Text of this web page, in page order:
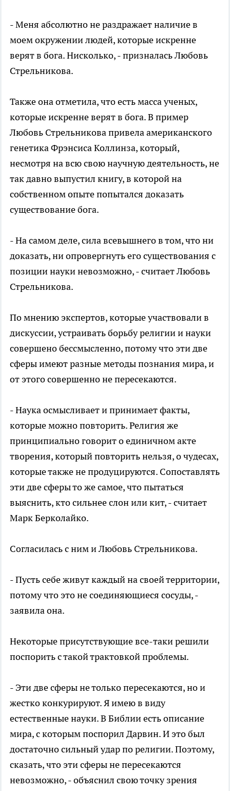
- Меня абсолютно не раздражает наличие в
моем окружении людей, которые искренне
верят в бога. Нисколько, - призналась Любовь
Стрельникова.
Также она отметила, что есть масса ученых,
которые искренне верят в бога. В пример
Любовь Стрельникова привела американского
генетика Фрэнсиса Коллинза, который,
несмотря на всю свою научную деятельность, не
так давно выпустил книгу, в которой на
собственном опыте попытался доказать
существование бога.
- На самом деле, сила всевышнего в том, что ни
доказать, ни опровергнуть его существования с
позиции науки невозможно, - считает Любовь
Стрельникова.
По мнению экспертов, которые участвовали в
дискуссии, устраивать борьбу религии и науки
совершено бессмысленно, потому что эти две
сферы имеют разные методы познания мира, и
от этого совершенно не пересекаются.
- Наука осмысливает и принимает факты,
которые можно повторить. Религия же
принципиально говорит о единичном акте
творения, который повторить нельзя, о чудесах,
которые также не продуцируются. Сопоставлять
эти две сферы то же самое, что пытаться
выяснить, кто сильнее слон или кит, - считает
Марк Берколайко.
Согласилась с ним и Любовь Стрельникова.
- Пусть себе живут каждый на своей территории,
потому что это не соединяющиеся сосуды, -
заявила она.
Некоторые присутствующие все-таки решили
поспорить с такой трактовкой проблемы.
- Эти две сферы не только пересекаются, но и
жестко конкурируют. Я имею в виду
естественные науки. В Библии есть описание
мира, с которым поспорил Дарвин. И это был
достаточно сильный удар по религии. Поэтому,
сказать, что эти сферы не пересекаются
невозможно, - объяснил свою точку зрения